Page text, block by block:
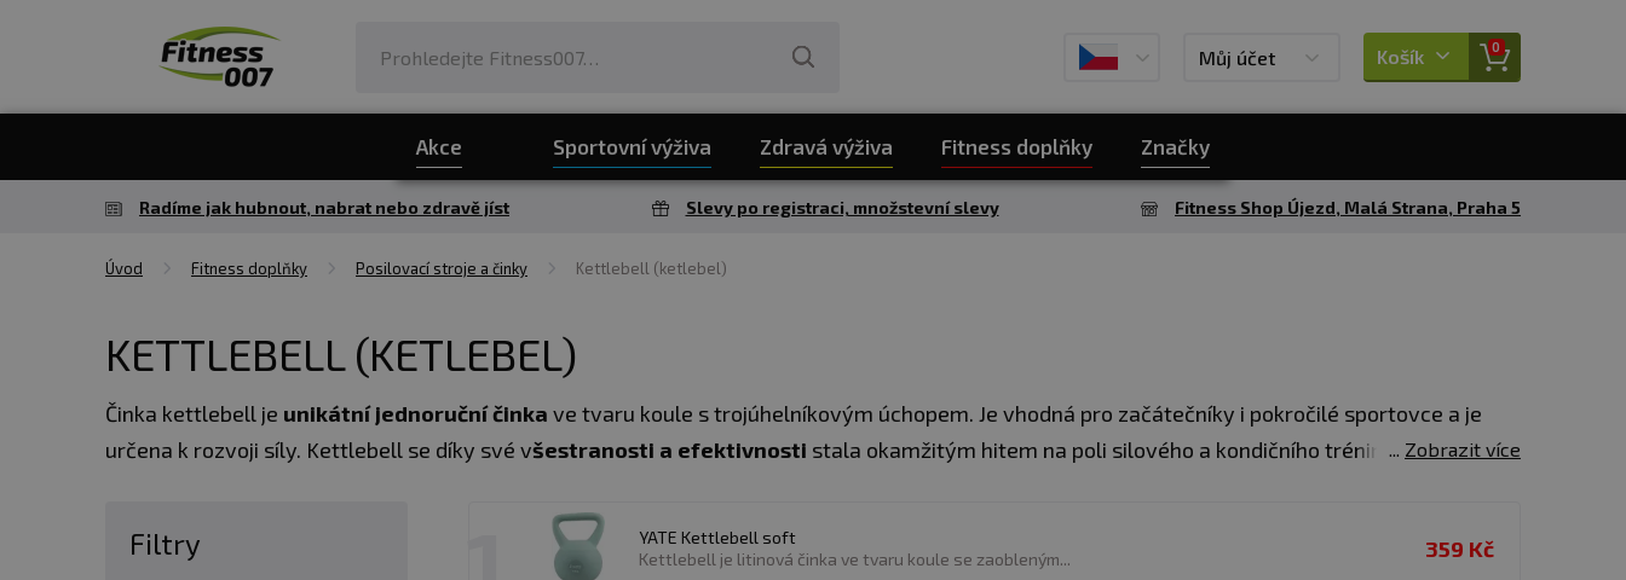
Můj účet Košík 0
Akce Sportovní výživa Zdravá výživa Fitness doplňky Značky
Radíme jak hubnout, nabrat nebo zdravě jíst Slevy po registraci, množstevní slevy Fitness Shop Újezd, Malá Strana, Praha 5
Úvod Fitness doplňky Posilovací stroje a činky Kettlebell (ketlebel)
KETTLEBELL (KETLEBEL)
Činka kettlebell je unikátní jednoruční činka ve tvaru koule s trojúhelníkovým úchopem. Je vhodná pro začátečníky i pokročilé sportovce a je
určena k rozvoji síly. Kettlebell se díky své všestranosti a efektivnosti stala okamžitým hitem na poli silového a kondičního tréninku. Výhoda
Zobrazit více
Filtry
YATE Kettlebell soft
Kettlebell je litinová činka ve tvaru koule se zaobleným...
359 Kč